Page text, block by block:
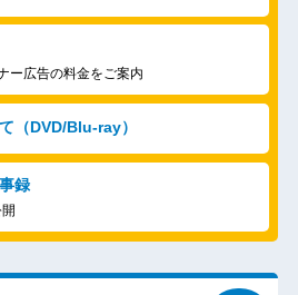
ー広告の料金をご案内
（DVD/Blu-ray）
録